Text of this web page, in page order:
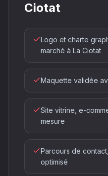
Ciotat
Logo et charte
marché à La Ciotat
Maquette validée
Site vitrine, e-
mesure
Parcours de
optimisé